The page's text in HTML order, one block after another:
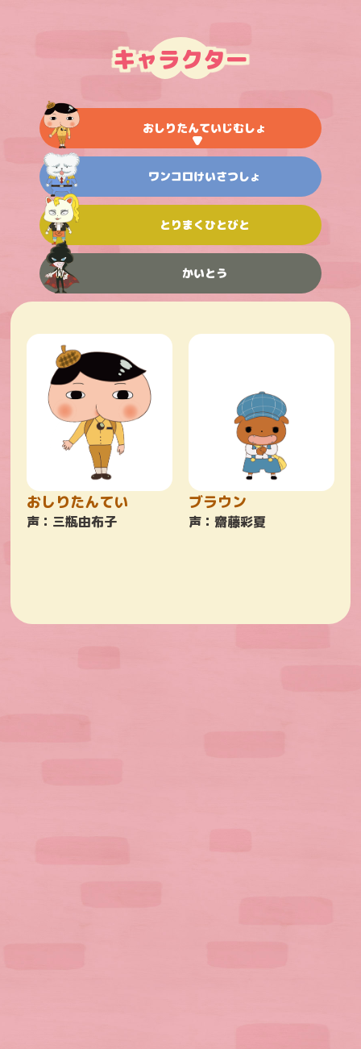
キャラクター
おしりたんていじむしょ
ワンコロけいさつしょ
とりまくひとびと
かいとう
おしりたんてい
声：三瓶由布子
ブラウン
声：齋藤彩夏